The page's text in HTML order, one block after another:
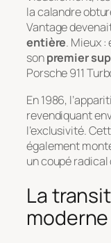
la calandre
Vantage
entière. Mieux
sonpremier
Porsche 911
En 1986,
revendiquant
l’exclusivité.
également
un coupé
La
moderne